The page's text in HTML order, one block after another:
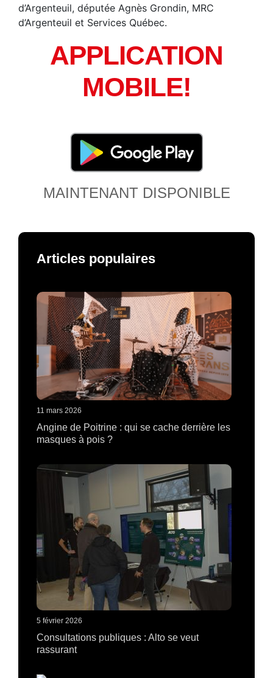
d’Argenteuil, députée Agnès Grondin, MRC
d’Argenteuil et Services Québec.
APPLICATION
MOBILE!
MAINTENANT DISPONIBLE
Articles populaires
11 mars 2026
Angine de Poitrine : qui se cache derrière les
masques à pois ?
5 février 2026
Consultations publiques : Alto se veut
rassurant